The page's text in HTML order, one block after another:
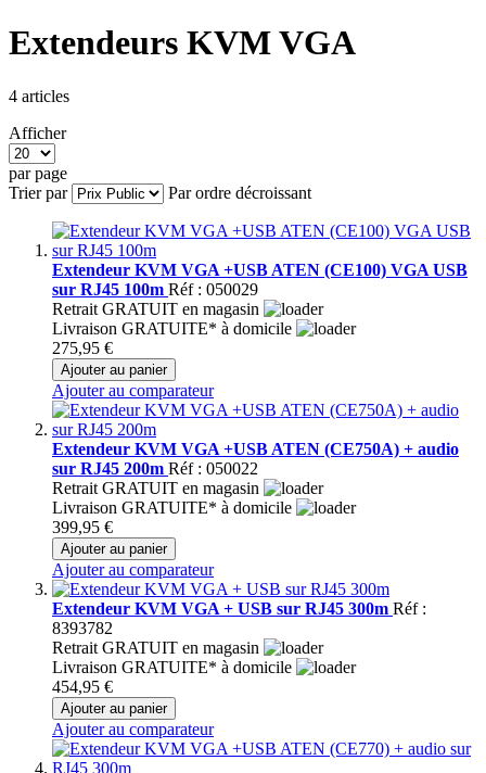
Extendeurs KVM VGA
4 articles
Afficher
par page
Trier par
Par ordre décroissant
Extendeur KVM VGA +USB ATEN (CE100) VGA USB
sur RJ45 100m Réf : 050029
Retrait GRATUIT en magasin
Livraison GRATUITE* à domicile
275,95 €
Ajouter au panier
Ajouter au comparateur
Extendeur KVM VGA +USB ATEN (CE750A) + audio
sur RJ45 200m Réf : 050022
Retrait GRATUIT en magasin
Livraison GRATUITE* à domicile
399,95 €
Ajouter au panier
Ajouter au comparateur
Extendeur KVM VGA + USB sur RJ45 300m Réf :
8393782
Retrait GRATUIT en magasin
Livraison GRATUITE* à domicile
454,95 €
Ajouter au panier
Ajouter au comparateur